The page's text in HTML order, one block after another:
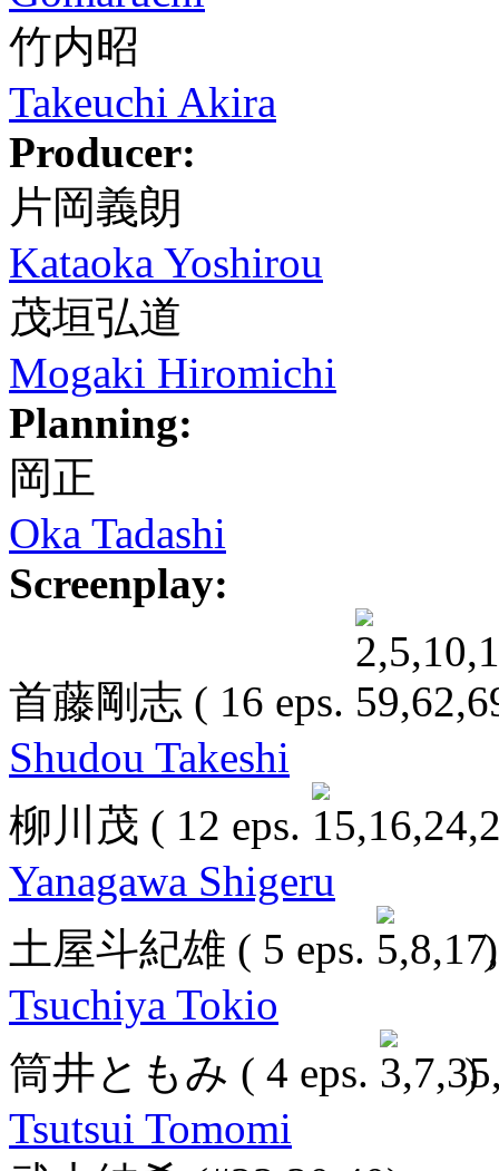
竹内昭
Takeuchi Akira
Producer:
片岡義朗
Kataoka Yoshirou
茂垣弘道
Mogaki Hiromichi
Planning:
岡正
Oka Tadashi
Screenplay:
首藤剛志 ( 16 eps.
Shudou Takeshi
柳川茂 ( 12 eps.
Yanagawa Shigeru
土屋斗紀雄 ( 5 eps.
)
Tsuchiya Tokio
筒井ともみ ( 4 eps.
)
Tsutsui Tomomi